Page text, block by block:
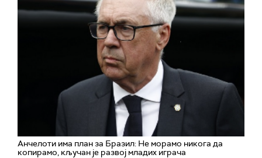
Aнчелоти има план за Бразил: Не морамо никога да
копирамо, кључан је развој младих играча